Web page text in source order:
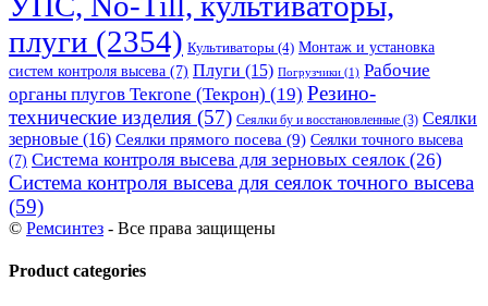
плуги (2354) Культиваторы (4) Монтаж и установка
систем контроля высева (7) Плуги (15) Погрузчики (1) Рабочие
органы плугов Текrоne (Текрон) (19) Резино-
технические изделия (57) Сеялки бу и восстановленные (3) Сеялки
зерновые (16) Сеялки прямого посева (9) Сеялки точного высева
(7) Система контроля высева для зерновых сеялок(26)
Система контроля высева для сеялок точного высева
(59)
© Ремсинтез - Все права защищены
Product categories